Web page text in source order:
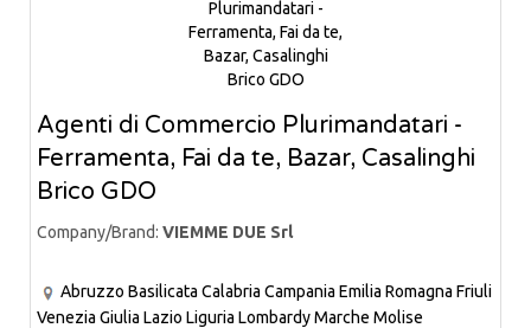
Agenti di Commercio Plurimandatari -
Ferramenta, Fai da te, Bazar, Casalinghi
Brico GDO
Company/Brand: VIEMME DUE Srl
Abruzzo Basilicata Calabria Campania Emilia Romagna Friuli
Venezia Giulia Lazio Liguria LombardyMarche Molise